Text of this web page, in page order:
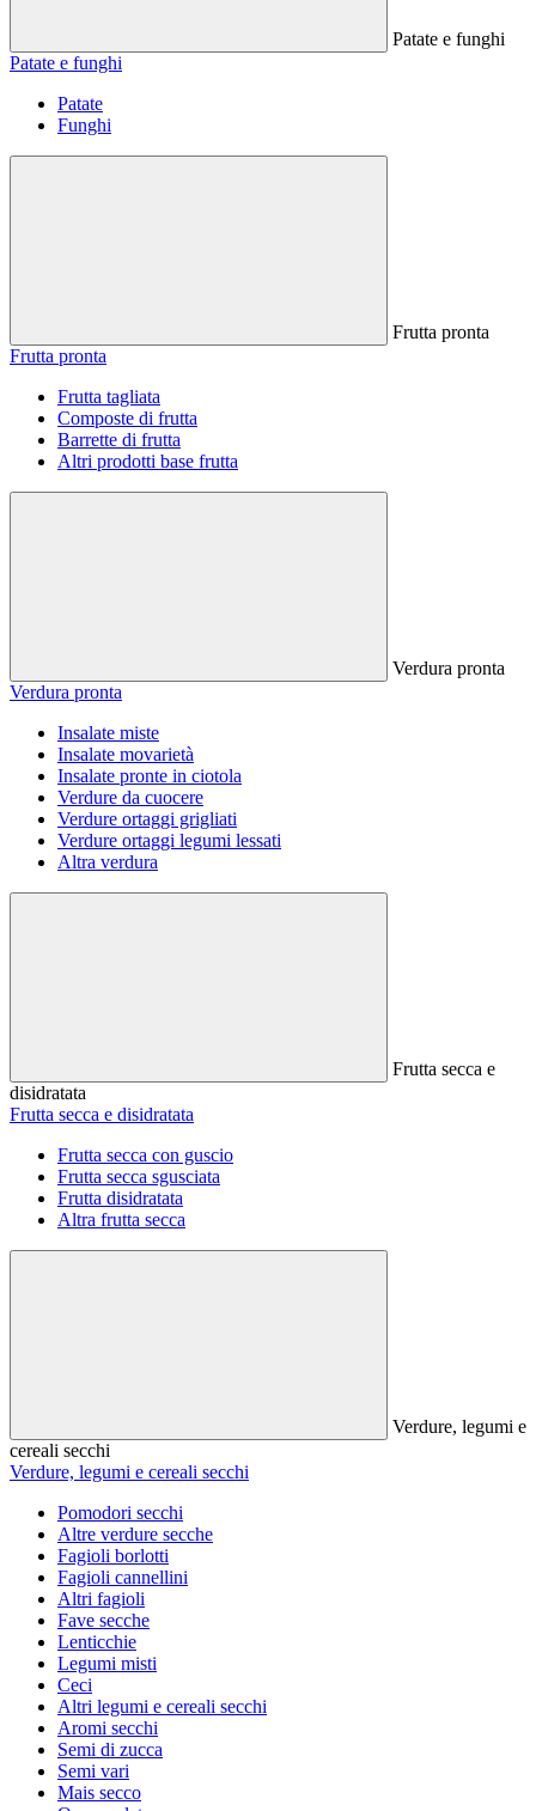
Patate e funghi
Patate e funghi
Patate
Funghi
Frutta pronta
Frutta pronta
Frutta tagliata
Composte di frutta
Barrette di frutta
Altri prodotti base frutta
Verdura pronta
Verdura pronta
Insalate miste
Insalate movarietà
Insalate pronte in ciotola
Verdure da cuocere
Verdure ortaggi grigliati
Verdure ortaggi legumi lessati
Altra verdura
Frutta secca e
disidratata
Frutta secca e disidratata
Frutta secca con guscio
Frutta secca sgusciata
Frutta disidratata
Altra frutta secca
Verdure, legumi e
cereali secchi
Verdure, legumi e cereali secchi
Pomodori secchi
Altre verdure secche
Fagioli borlotti
Fagioli cannellini
Altri fagioli
Fave secche
Lenticchie
Legumi misti
Ceci
Altri legumi e cereali secchi
Aromi secchi
Semi di zucca
Semi vari
Mais secco